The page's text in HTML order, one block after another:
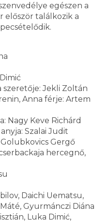
egészen a
először találkozik a
szeretője: Jekli Zoltán
Anna férje: Artem
Nagy Keve Richárd
Szalai Judit
Gergő
hercegnő,
Daichi Uematsu,
Gyurmánczi Diána
Luka Dimić,